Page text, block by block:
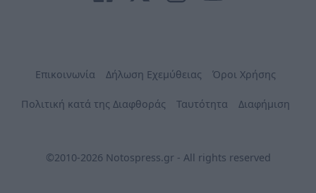
Επικοινωνία Δήλωση Εχεμύθειας Όροι Χρήσης
Πολιτική κατά της Διαφθοράς Ταυτότητα Διαφήμιση
©2010-2026 Notospress.gr - All rights reserved